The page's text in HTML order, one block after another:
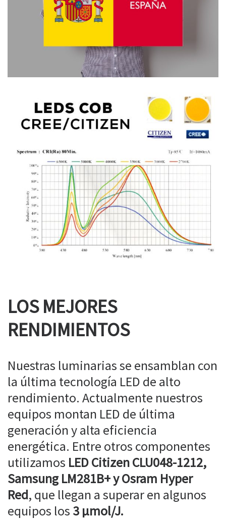
LOS MEJORES
RENDIMIENTOS
Nuestras luminarias se ensamblan con
la última tecnología LED de alto
rendimiento. Actualmente nuestros
equipos montan LED de última
generación y alta eficiencia
energética. Entre otros componentes
utilizamos LED Citizen CLU048-1212,
Samsung LM281B+ y Osram Hyper
Red, que llegan a superar en algunos
equipos los 3 µmol/J.